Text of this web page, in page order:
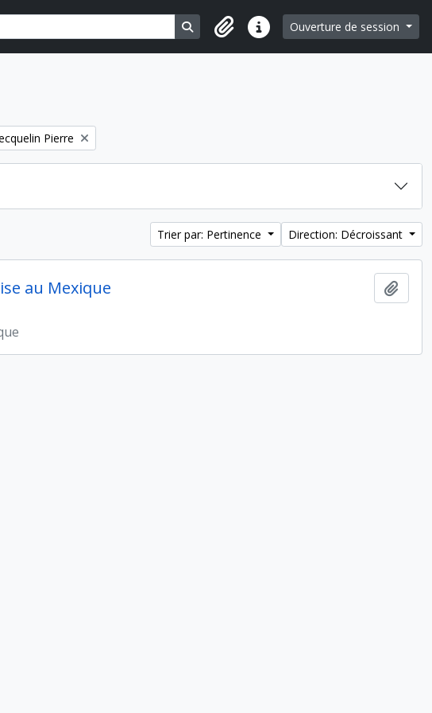
Search in browse page
Liens rapidesOuverture de session
filter:
Pierre
Trier par: Pertinence Direction: Décroissant
au Mexique